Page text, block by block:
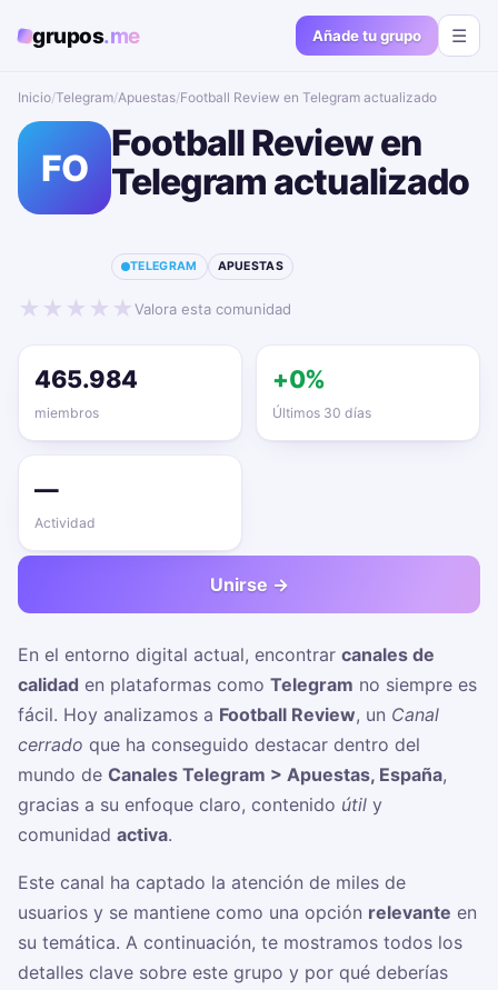
grupos.me Añade tu grupo ☰
Inicio/Telegram/Apuestas/Football Review en Telegram actualizado📱🔥
FO
Football Review en
Telegram actualizado
TELEGRAM APUESTAS
★ ★ ★ ★ ★Valora esta comunidad
465.984
miembros
+0%
Últimos 30 días
—
Actividad
Unirse →
En el entorno digital actual, encontrar canales de
calidad en plataformas como Telegram no siempre es
fácil. Hoy analizamos a Football Review, un Canal
cerrado que ha conseguido destacar dentro del
mundo de Canales Telegram > Apuestas, España,
gracias a su enfoque claro, contenido útil y
comunidad activa.
Este canal ha captado la atención de miles de
usuarios y se mantiene como una opción relevante en
su temática. A continuación, te mostramos todos los
detalles clave sobre este grupo y por qué deberías